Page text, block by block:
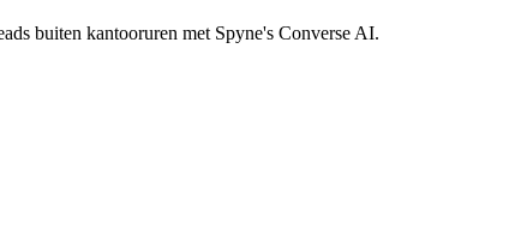
buiten kantooruren met Spyne's Converse AI.